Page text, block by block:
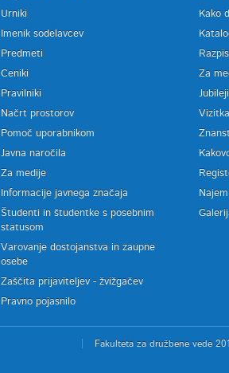
Urniki
Imenik sodelavcev
Predmeti
Ceniki
Pravilniki
Načrt prostorov
Pomoč uporabnikom
Javna naročila
Za medije
Informacije javnega značaja
Študenti in študentke s posebnim
statusom
Varovanje dostojanstva in zaupne
osebe
Zaščita prijaviteljev - žvižgačev
Pravno pojasnilo
Kako
Za
Vizitka
Fakulteta za družbene vede